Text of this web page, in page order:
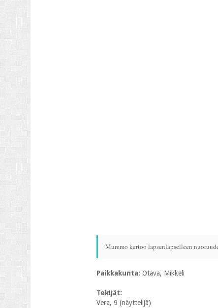
Mummo kertoo lapsenlapselleen
Paikkakunta: Otava, Mikkeli
Tekijät:
Vera, 9 (näyttelijä)